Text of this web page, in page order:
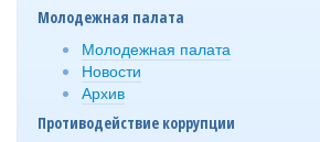
Молодежная палата
Молодежная палата
Новости
Архив
Противодействие коррупции